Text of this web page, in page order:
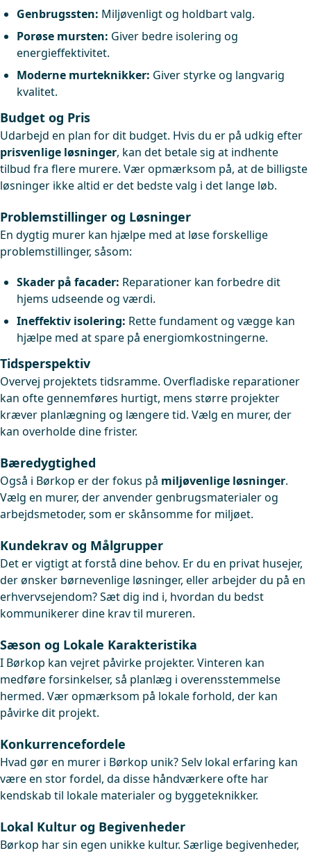
Genbrugssten: Miljøvenligt og holdbart valg.
Porøse mursten: Giver bedre isolering og
energieffektivitet.
Moderne murteknikker: Giver styrke og langvarig
kvalitet.
Budget og Pris
Udarbejd en plan for dit budget. Hvis du er på udkig efter
prisvenlige løsninger, kan det betale sig at indhente
tilbud fra flere murere. Vær opmærksom på, at de billigste
løsninger ikke altid er det bedste valg i det lange løb.
Problemstillinger og Løsninger
En dygtig murer kan hjælpe med at løse forskellige
problemstillinger, såsom:
Skader på facader: Reparationer kan forbedre dit
hjems udseende og værdi.
Ineffektiv isolering: Rette fundament og vægge kan
hjælpe med at spare på energiomkostningerne.
Tidsperspektiv
Overvej projektets tidsramme. Overfladiske reparationer
kan ofte gennemføres hurtigt, mens større projekter
kræver planlægning og længere tid. Vælg en murer, der
kan overholde dine frister.
Bæredygtighed
Også i Børkop er der fokus på miljøvenlige løsninger.
Vælg en murer, der anvender genbrugsmaterialer og
arbejdsmetoder, som er skånsomme for miljøet.
Kundekrav og Målgrupper
Det er vigtigt at forstå dine behov. Er du en privat husejer,
der ønsker børnevenlige løsninger, eller arbejder du på en
erhvervsejendom? Sæt dig ind i, hvordan du bedst
kommunikerer dine krav til mureren.
Sæson og Lokale Karakteristika
I Børkop kan vejret påvirke projekter. Vinteren kan
medføre forsinkelser, så planlæg i overensstemmelse
hermed. Vær opmærksom på lokale forhold, der kan
påvirke dit projekt.
Konkurrencefordele
Hvad gør en murer i Børkop unik? Selv lokal erfaring kan
være en stor fordel, da disse håndværkere ofte har
kendskab til lokale materialer og byggeteknikker.
Lokal Kultur og Begivenheder
Børkop har sin egen unikke kultur. Særlige begivenheder,